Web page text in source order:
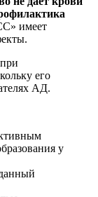
имеет
его
АД.
у